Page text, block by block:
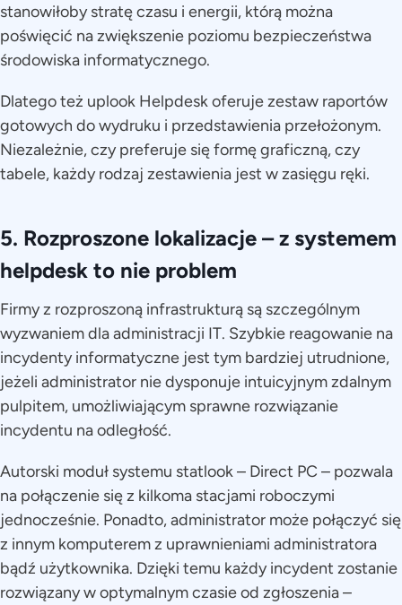
stanowiłoby stratę czasu i energii, którą można
poświęcić na zwiększenie poziomu bezpieczeństwa
środowiska informatycznego.
Dlatego też uplook Helpdesk oferuje zestaw raportów
gotowych do wydruku i przedstawienia przełożonym.
Niezależnie, czy preferuje się formę graficzną, czy
tabele, każdy rodzaj zestawienia jest w zasięgu ręki.
5. Rozproszone lokalizacje – z systemem
helpdesk to nie problem
Firmy z rozproszoną infrastrukturą są szczególnym
wyzwaniem dla administracji IT. Szybkie reagowanie na
incydenty informatyczne jest tym bardziej utrudnione,
jeżeli administrator nie dysponuje intuicyjnym zdalnym
pulpitem, umożliwiającym sprawne rozwiązanie
incydentu na odległość.
Autorski moduł systemu statlook – Direct PC – pozwala
na połączenie się z kilkoma stacjami roboczymi
jednocześnie. Ponadto, administrator może połączyć się
z innym komputerem z uprawnieniami administratora
bądź użytkownika. Dzięki temu każdy incydent zostanie
rozwiązany w optymalnym czasie od zgłoszenia –